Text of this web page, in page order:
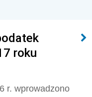
roku
r. wprowadzono